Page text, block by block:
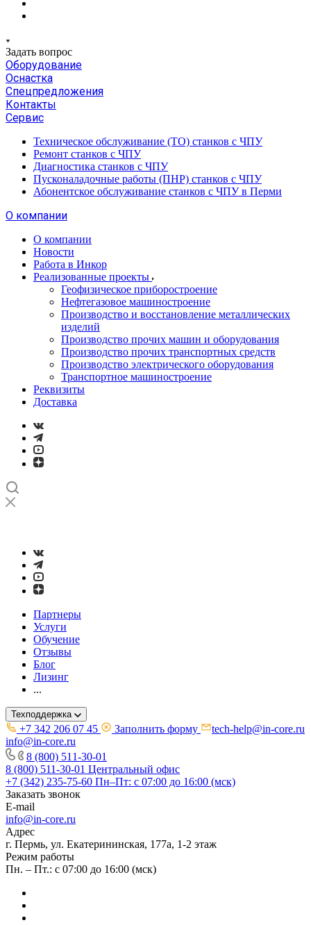
Задать вопрос
Оборудование
Оснастка
Спецпредложения
Контакты
Сервис
Техническое обслуживание (ТО) станков с ЧПУ
Ремонт станков с ЧПУ
Диагностика станков с ЧПУ
Пусконаладочные работы (ПНР) станков с ЧПУ
Абонентское обслуживание станков с ЧПУ в Перми
О компании
О компании
Новости
Работа в Инкор
Реализованные проекты
Геофизическое приборостроение
Нефтегазовое машиностроение
Производство и восстановление металлических
изделий
Производство прочих машин и оборудования
Производство прочих транспортных средств
Производство электрического оборудования
Транспортное машиностроение
Реквизиты
Доставка
Партнеры
Услуги
Обучение
Отзывы
Блог
Лизинг
...
Техподдержка
+7 342 206 07 45 Заполнить форму
tech-help@in-core.ru
info@in-core.ru
8 (800) 511-30-01
8 (800) 511-30-01 Центральный офис
+7 (342) 235-75-60 Пн–Пт: с 07:00 до 16:00 (мск)
Заказать звонок
E-mail
info@in-core.ru
Адрес
г. Пермь, ул. ​Екатерининская, 177а, ​1-2 этаж
Режим работы
Пн. – Пт.: с 07:00 до 16:00 (мск)